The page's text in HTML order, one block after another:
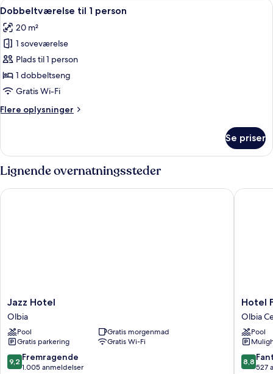
personer
Indlæs
alle
billeder
af
Dobbeltværelse
til
1
5
Dobbeltværelse til 1 person
20 m²
1 soveværelse
Plads til 1 person
1 dobbeltseng
Gratis Wi-Fi
Flere oplysninger
Flere
til
person
Se priser
Lignende overnatningssteder
Jazz
Hotel
Olbia
Jazz Hotel
Olbia
Pool
Gratis morgenmad
Gratis parkering
Gratis Wi-Fi
9.2
ud
9,2 Fremragende
1.005 anmeldelser
Jazz Hotel
Hotel
For
You
Olbia
Hotel
Olbia
Pool
8.8
ud
8,8
527
Hotel